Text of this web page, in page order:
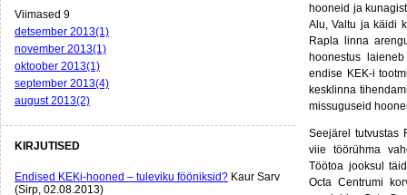
Viimased 9
detsember 2013(1)
november 2013(1)
oktoober 2013(1)
september 2013(4)
august 2013(2)
KIRJUTISED
Endised KEKi-hooned – tuleviku fööniksid? Kaur Sarv
(Sirp, 02.08.2013)
hooneid ja
Alu, Valtu ja käidi
Rapla linna
hoonestus
endise KEK-i
kesklinna
missuguseid
Seejärel tutvustas
viie töörühma
Töötoa jooksul
Octa Centrumi